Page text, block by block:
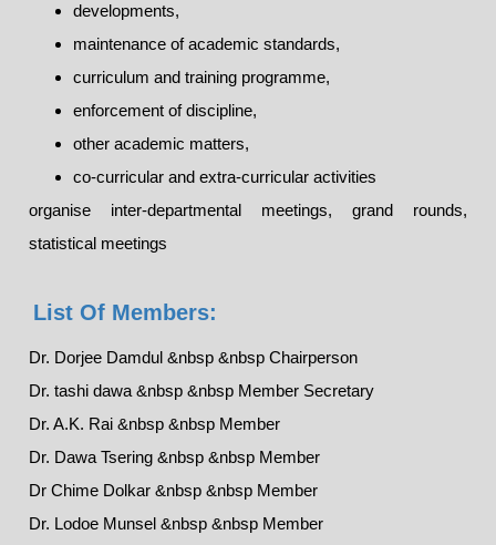
developments,
maintenance of academic standards,
curriculum and training programme,
enforcement of discipline,
other academic matters,
co-curricular and extra-curricular activities
organise inter-departmental meetings, grand rounds,
statistical meetings
List Of Members:
Dr. Dorjee Damdul &nbsp &nbsp Chairperson
Dr. tashi dawa &nbsp &nbsp Member Secretary
Dr. A.K. Rai &nbsp &nbsp Member
Dr. Dawa Tsering &nbsp &nbsp Member
Dr Chime Dolkar &nbsp &nbsp Member
Dr. Lodoe Munsel &nbsp &nbsp Member